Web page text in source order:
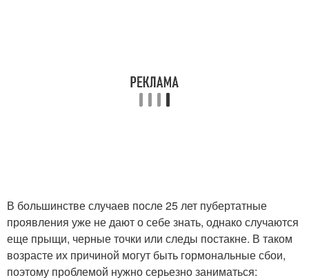
В большинстве случаев после 25 лет пубертатные
проявления уже не дают о себе знать, однако случаются
еще прыщи, черные точки или следы постакне. В таком
возрасте их причиной могут быть гормональные сбои,
поэтому проблемой нужно серьезно заниматься: